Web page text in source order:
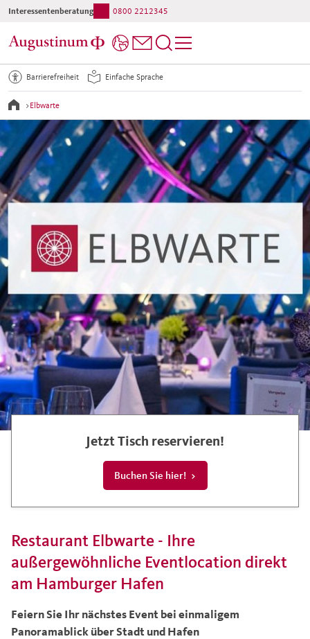
Interessentenberatung: 0800 2212345
> Elbwarte
Barrierefreiheit Einfache Sprache
Jetzt Tisch reservieren!
Buchen Sie hier!
Restaurant Elbwarte - Ihre
außergewöhnliche Eventlocation direkt
am Hamburger Hafen
Feiern Sie Ihr nächstes Event bei einmaligem
Panoramablick über Stadt und Hafen